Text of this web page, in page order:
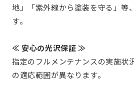
地」「紫外線から塗装を守る」等
す。
≪ 安心の光沢保証 ≫
指定のフルメンテナンスの実施状
の適応範囲が異なります。